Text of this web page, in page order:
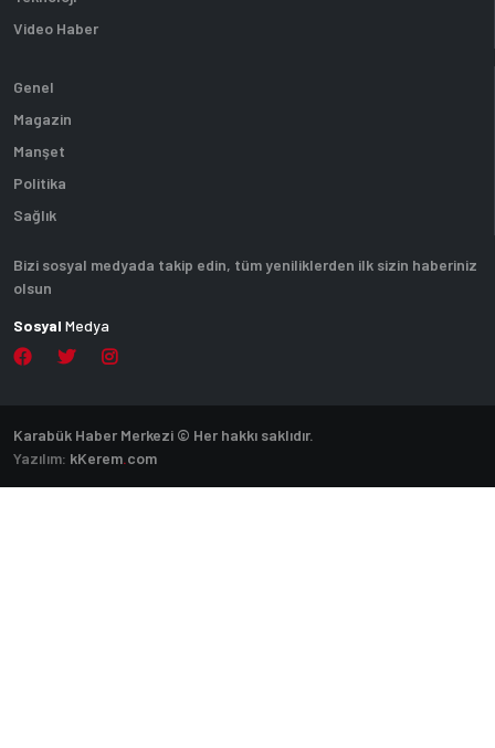
Video Haber
Genel
Magazin
Manşet
Politika
Sağlık
Bizi sosyal medyada takip edin, tüm yeniliklerden ilk sizin haberiniz
olsun
Sosyal Medya
Karabük Haber Merkezi © Her hakkı saklıdır.
Yazılım: kKerem.com